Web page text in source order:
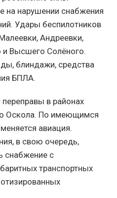
на нарушении снабжения
Удары беспилотников
Андреевки,
Высшего Солёного.
блиндажи, средства
БПЛА.
в районах
Оскола. По имеющимся
авиация.
в свою очередь,
снабжение с
транспортных